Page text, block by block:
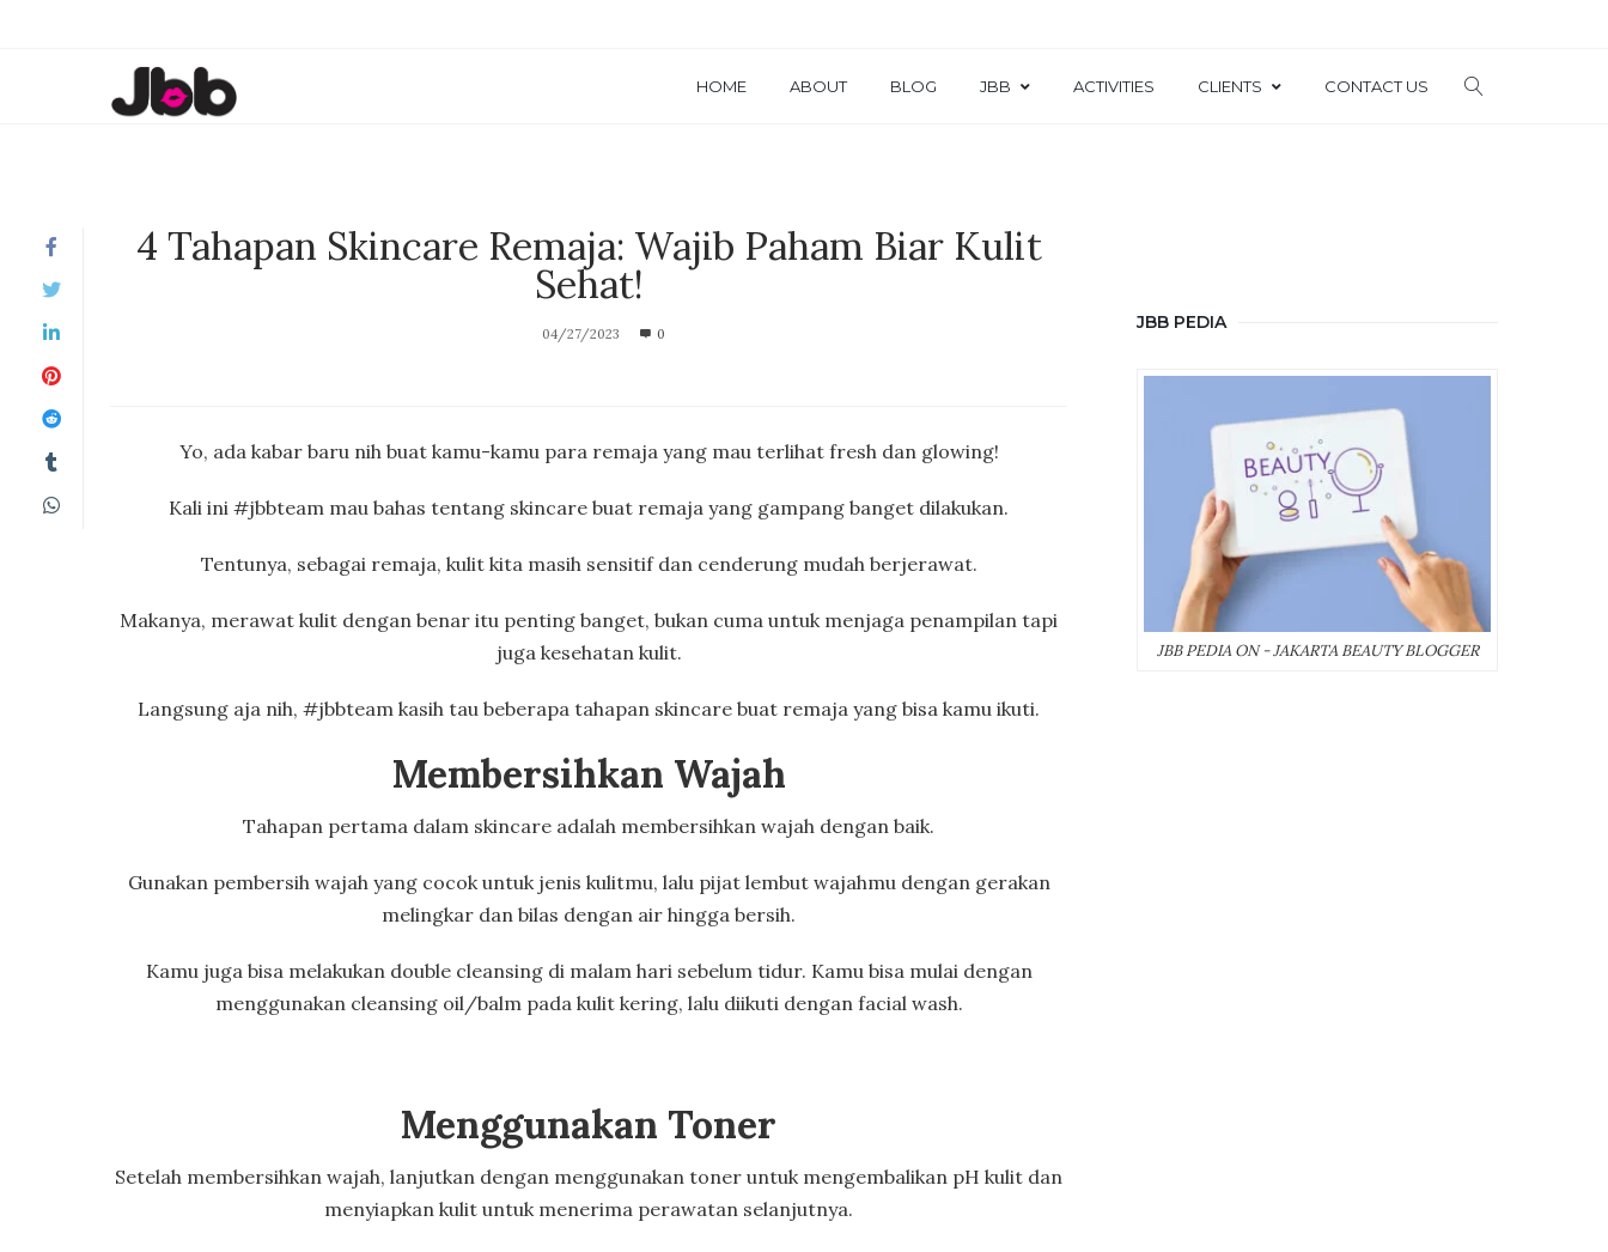
HOME ABOUT BLOG JBB ACTIVITIES CLIENTS CONTACT US
4 Tahapan Skincare Remaja: Wajib Paham Biar Kulit
Sehat!
04/27/2023 0
Yo, ada kabar baru nih buat kamu-kamu para remaja yang mau terlihat fresh dan glowing!
Kali ini #jbbteam mau bahas tentang skincare buat remaja yang gampang banget dilakukan.
Tentunya, sebagairemaja, kulit kita masih sensitif dan cenderung mudah berjerawat.
Makanya, merawat kulit dengan benar itu penting banget, bukan cuma untuk menjaga penampilan tapi
juga kesehatan kulit.
Langsung aja nih, #jbbteam kasih tau beberapa tahapan skincare buat remaja yang bisa kamu ikuti.
Membersihkan Wajah
Tahapan pertama dalam skincare adalah membersihkan wajah dengan baik.
Gunakan pembersih wajah yang cocok untuk jenis kulitmu, lalu pijat lembut wajahmu dengan gerakan
melingkar dan bilas dengan air hingga bersih.
Kamu juga bisa melakukan double cleansing di malam hari sebelum tidur. Kamu bisa mulai dengan
menggunakan cleansing oil/balm pada kulit kering, lalu diikuti dengan facial wash.
Menggunakan Toner
Setelah membersihkan wajah, lanjutkan dengan menggunakan toner untuk mengembalikan pH kulit dan
menyiapkan kulit untuk menerima perawatan selanjutnya.
JBB PEDIA
JBB PEDIA ON - JAKARTA BEAUTY BLOGGER